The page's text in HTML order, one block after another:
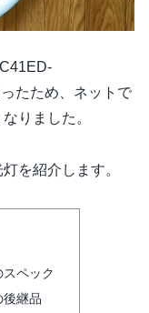
たため、ネットで
りました。
を紹介します。
ペック
後継品